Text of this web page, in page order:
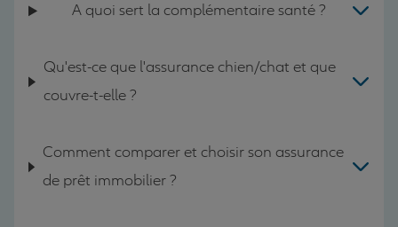
A quoi sert la complémentaire santé ?
Qu'est-ce que l'assurance chien/chat et que
couvre-t-elle ?
Comment comparer et choisir son assurance
de prêt immobilier ?